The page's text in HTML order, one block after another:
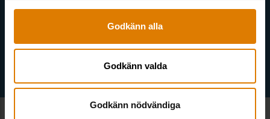
Godkänn alla
Godkänn valda
Godkänn nödvändiga